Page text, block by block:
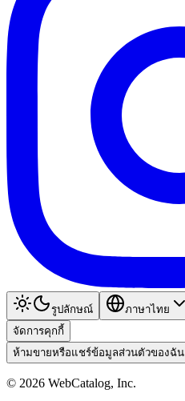
รูปลักษณ์
ภาษาไทย
จัดการคุกกี้
ห้ามขายหรือแชร์ข้อมูลส่วนตัวของฉัน
© 2026 WebCatalog, Inc.